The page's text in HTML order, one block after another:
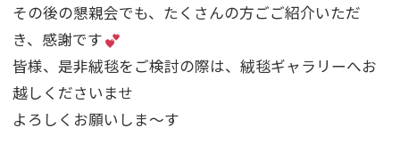
その後の懇親会でも、たくさんの方ごご紹介いただ
き、感謝です
皆様、是非絨毯をご検討の際は、絨毯ギャラリーへお
越しくださいませ
よろしくお願いしま～す